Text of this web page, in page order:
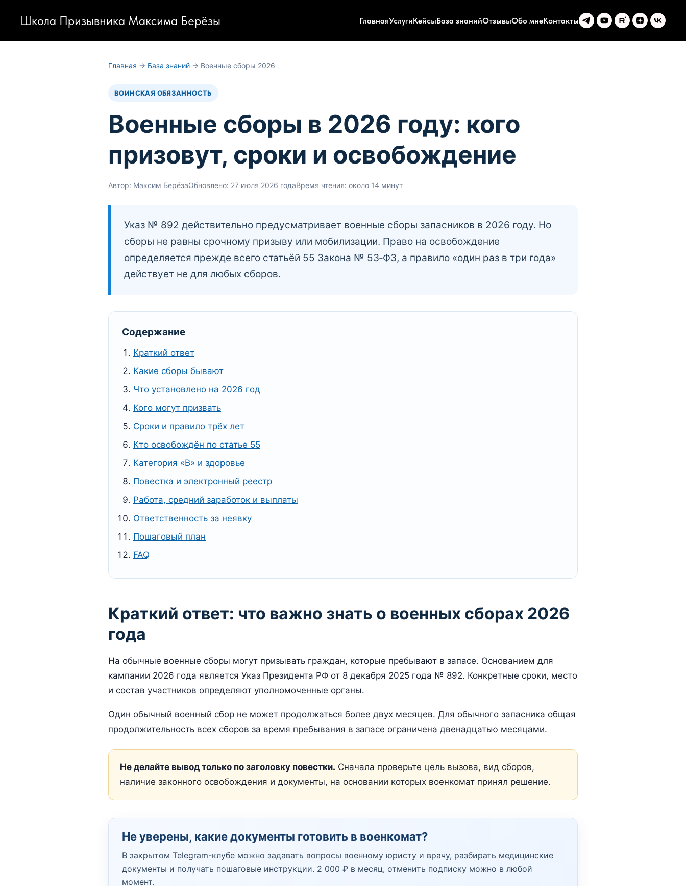
Школа Призывника Максима Берёзы ГлавнаяУслугиКейсыБаза знанийОтзывыОбо мнеКонтакты
Главная → База знаний → Военные сборы 2026
ВОИНСКАЯ ОБЯЗАННОСТЬ
Военные сборы в 2026 году: кого
призовут, сроки и освобождение
Автор: Максим БерёзаОбновлено: 27 июля 2026 годаВремя чтения: около 14 минут
Указ № 892 действительно предусматривает военные сборы запасников в 2026 году. Но
сборы не равны срочному призыву или мобилизации. Право на освобождение
определяется прежде всего статьёй 55 Закона № 53‑ФЗ, а правило «один раз в три года»
действует не для любых сборов.
Содержание
Краткий ответ
Какие сборы бывают
Что установлено на 2026 год
Кого могут призвать
Сроки и правило трёх лет
Кто освобождён по статье 55
Категория «В» и здоровье
Повестка и электронный реестр
Работа, средний заработок и выплаты
Ответственность за неявку
Пошаговый план
FAQ
Краткий ответ: что важно знать о военных сборах 2026
года
На обычные военные сборы могут призывать граждан, которые пребывают в запасе. Основанием для
кампании 2026 года является Указ Президента РФ от 8 декабря 2025 года № 892. Конкретные сроки, место
и состав участников определяют уполномоченные органы.
Один обычный военный сбор не может продолжаться более двух месяцев. Для обычного запасника общая
продолжительность всех сборов за время пребывания в запасе ограничена двенадцатью месяцами.
Не делайте вывод только по заголовку повестки. Сначала проверьте цель вызова, вид сборов,
наличие законного освобождения и документы, на основании которых военкомат принял решение.
Не уверены, какие документы готовить в военкомат?
В закрытом Telegram-клубе можно задавать вопросы военному юристу и врачу, разбирать медицинские
документы и получать пошаговые инструкции. 2 000 ₽ в месяц, отменить подписку можно в любой
момент.